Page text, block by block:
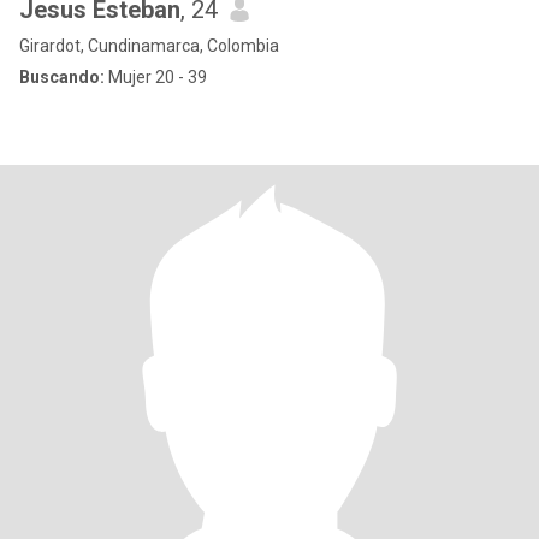
Jesus Esteban, 24
Girardot, Cundinamarca, Colombia
Buscando: Mujer 20 - 39